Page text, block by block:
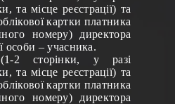
та місце реєстрації) та
картки платника
номеру) директора
особи – учасника.
2 сторінки, у разі
та місце реєстрації) та
картки платника
номеру) директора